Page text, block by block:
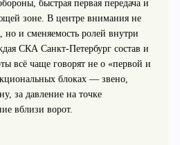
быстрая первая передача и
зоне. В центре внимания не
но и сменяемость ролей внутри
СКА Санкт-Петербург состав и
всё чаще говорят не о «первой и
блоках — звено,
за давление на точке
вблизи ворот.